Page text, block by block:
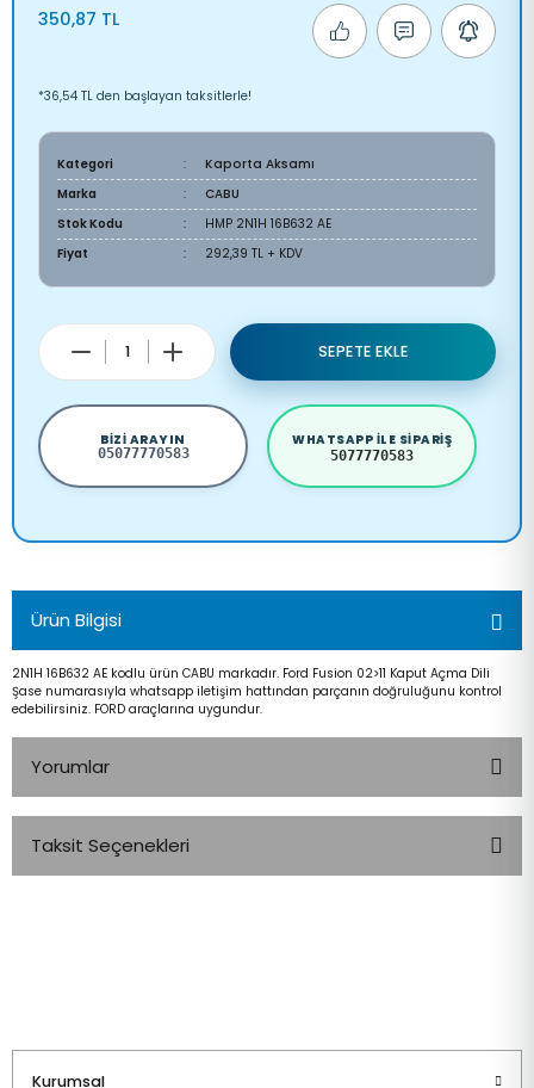
350,87 TL
*36,54 TL den başlayan taksitlerle!
Kategori
Kaporta Aksamı
Marka
CABU
Stok Kodu
HMP 2N1H 16B632 AE
Fiyat
292,39 TL + KDV
SEPETE EKLE
BIZI ARAYIN
05077770583
WHATSAPP ILE SIPARIŞ
5077770583
Ürün Bilgisi
2N1H 16B632 AE kodlu ürün CABU markadır. Ford Fusion 02>11 Kaput Açma Dili
Şase numarasıyla whatsapp iletişim hattından parçanın doğruluğunu kontrol
edebilirsiniz. FORD araçlarına uygundur.
Yorumlar
Taksit Seçenekleri
Kurumsal